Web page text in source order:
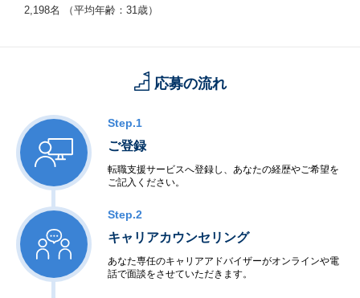
・Professional Service（同社製品をご利用のユーザー企業向け）
2,198名 （平均年齢：31歳）
応募の流れ
Step.1
ご登録
転職支援サービスへ登録し、あなたの経歴やご希望を
ご記入ください。
Step.2
キャリアカウンセリング
あなた専任のキャリアアドバイザーがオンラインや電
話で面談をさせていただきます。